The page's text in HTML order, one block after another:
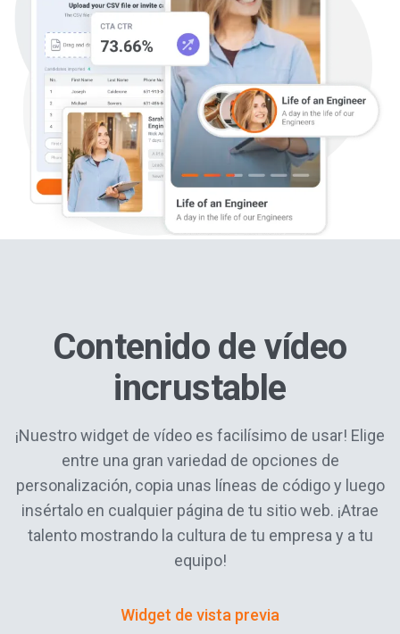
Contenido de vídeo
incrustable
¡Nuestro widget de vídeo es facilísimo de usar! Elige
entre una gran variedad de opciones de
personalización, copia unas líneas de código y luego
insértalo en cualquier página de tu sitio web. ¡Atrae
talento mostrando la cultura de tu empresa y a tu
equipo!
Widget de vista previa